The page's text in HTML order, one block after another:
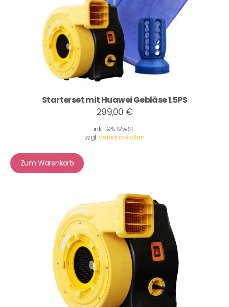
Starterset mit Huawei Gebläse 1.5PS
299,00 €
inkl. 19% MwSt.
zzgl.Versandkosten
Zum Warenkorb